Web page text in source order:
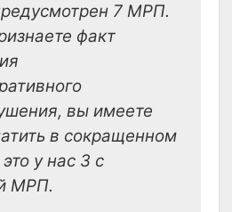
7 МРП.
факт
вы имеете
в сокращенном
у нас 3 с
МРП.